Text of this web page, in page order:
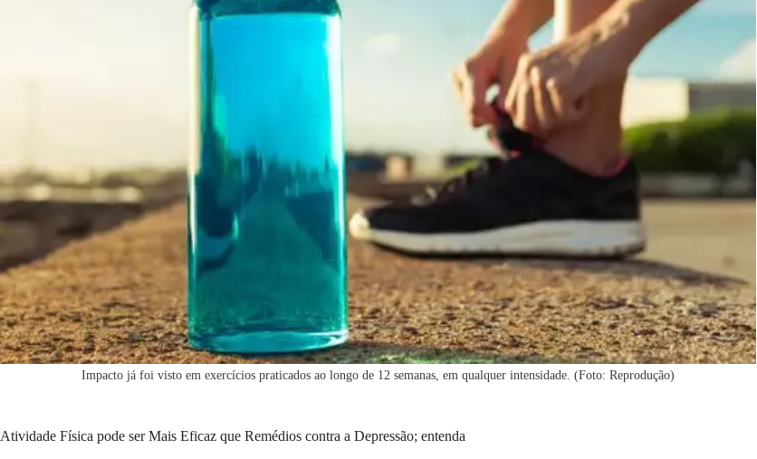
Impacto já foi visto em exercícios praticados ao longo de 12 semanas, em qualquer intensidade. (Foto: Reprodução)
Atividade Física pode ser Mais Eficaz que Remédios contra a Depressão; entenda